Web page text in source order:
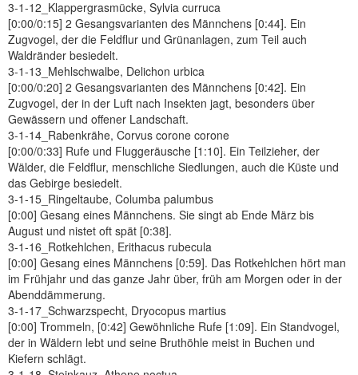
3-1-12_Klappergrasmücke, Sylvia curruca
[0:00/0:15] 2 Gesangsvarianten des Männchens [0:44]. Ein
Zugvogel, der die Feldflur und Grünanlagen, zum Teil auch
Waldränder besiedelt.
3-1-13_Mehlschwalbe, Delichon urbica
[0:00/0:20] 2 Gesangsvarianten des Männchens [0:42]. Ein
Zugvogel, der in der Luft nach Insekten jagt, besonders über
Gewässern und offener Landschaft.
3-1-14_Rabenkrähe, Corvus corone corone
[0:00/0:33] Rufe und Fluggeräusche [1:10]. Ein Teilzieher, der
Wälder, die Feldflur, menschliche Siedlungen, auch die Küste und
das Gebirge besiedelt.
3-1-15_Ringeltaube, Columba palumbus
[0:00] Gesang eines Männchens. Sie singt ab Ende März bis
August und nistet oft spät [0:38].
3-1-16_Rotkehlchen, Erithacus rubecula
[0:00] Gesang eines Männchens [0:59]. Das Rotkehlchen hört man
im Frühjahr und das ganze Jahr über, früh am Morgen oder in der
Abenddämmerung.
3-1-17_Schwarzspecht, Dryocopus martius
[0:00] Trommeln, [0:42] Gewöhnliche Rufe [1:09]. Ein Standvogel,
der in Wäldern lebt und seine Bruthöhle meist in Buchen und
Kiefern schlägt.